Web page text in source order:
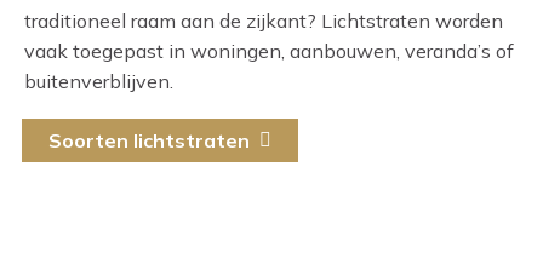
traditioneel raam aan de zijkant? Lichtstraten worden
vaak toegepast in woningen, aanbouwen, veranda’s of
buitenverblijven.
Soorten lichtstraten